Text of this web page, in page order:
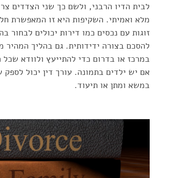
לבית הדיו הרבני, ולשם כך שני הצדדים
מלא ואמיתי. השקיפות היא זו המאפשרת
זוגות עם נכסים כמו דירות יכולים לבחור
להסכם בצורה ידידותית. גם בהליך המהיר
במרכז או בדרום כדי להתייעץ ולוודא
אם יש ילדים בתמונה. עורך דין יכול
במשא ומתן או תיעוד.